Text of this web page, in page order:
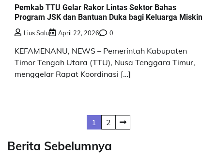
Pemkab TTU Gelar Rakor Lintas Sektor Bahas
Program JSK dan Bantuan Duka bagi Keluarga Miskin
Lius Salu April 22, 2026 0
KEFAMENANU, NEWS – Pemerintah Kabupaten
Timor Tengah Utara (TTU), Nusa Tenggara Timur,
menggelar Rapat Koordinasi […]
pagination
1 2
Berita Sebelumnya